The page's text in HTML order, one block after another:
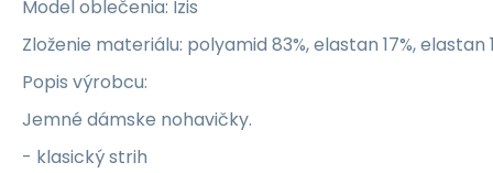
Model oblečenia: Izis
Zloženie materiálu: polyamid 83%, elastan 17%, elastan
Popis výrobcu:
Jemné dámske nohavičky.
- klasický strih